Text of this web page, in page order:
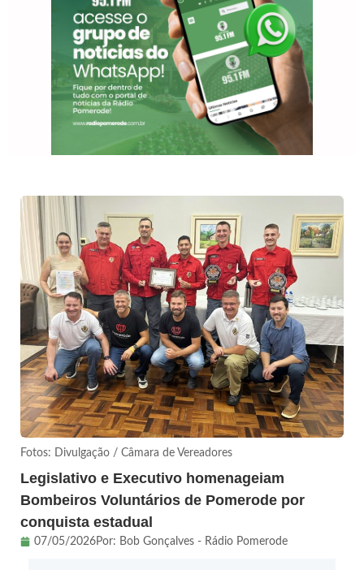
Fotos: Divulgação / Câmara de Vereadores
Legislativo e Executivo homenageiam
Bombeiros Voluntários de Pomerode por
conquista estadual
07/05/2026Por: Bob Gonçalves - Rádio Pomerode